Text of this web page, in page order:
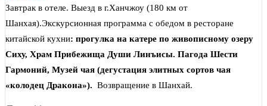
Завтрак в отеле. Выезд в г.Ханчжоу (180 км от
Шанхая).Экскурсионная программа с обедом в ресторане
китайской кухни: прогулка на катере по живописному озеру
Сиху, Храм Прибежища Души Линъисы. Пагода Шести
Гармоний, Музей чая (дегустация элитных сортов чая
«колодец Дракона»). Возвращение в Шанхай.